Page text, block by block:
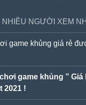
NHIỀU NGƯỜI XEM
game khủng giá rẻ
game khủng ”
2021 !